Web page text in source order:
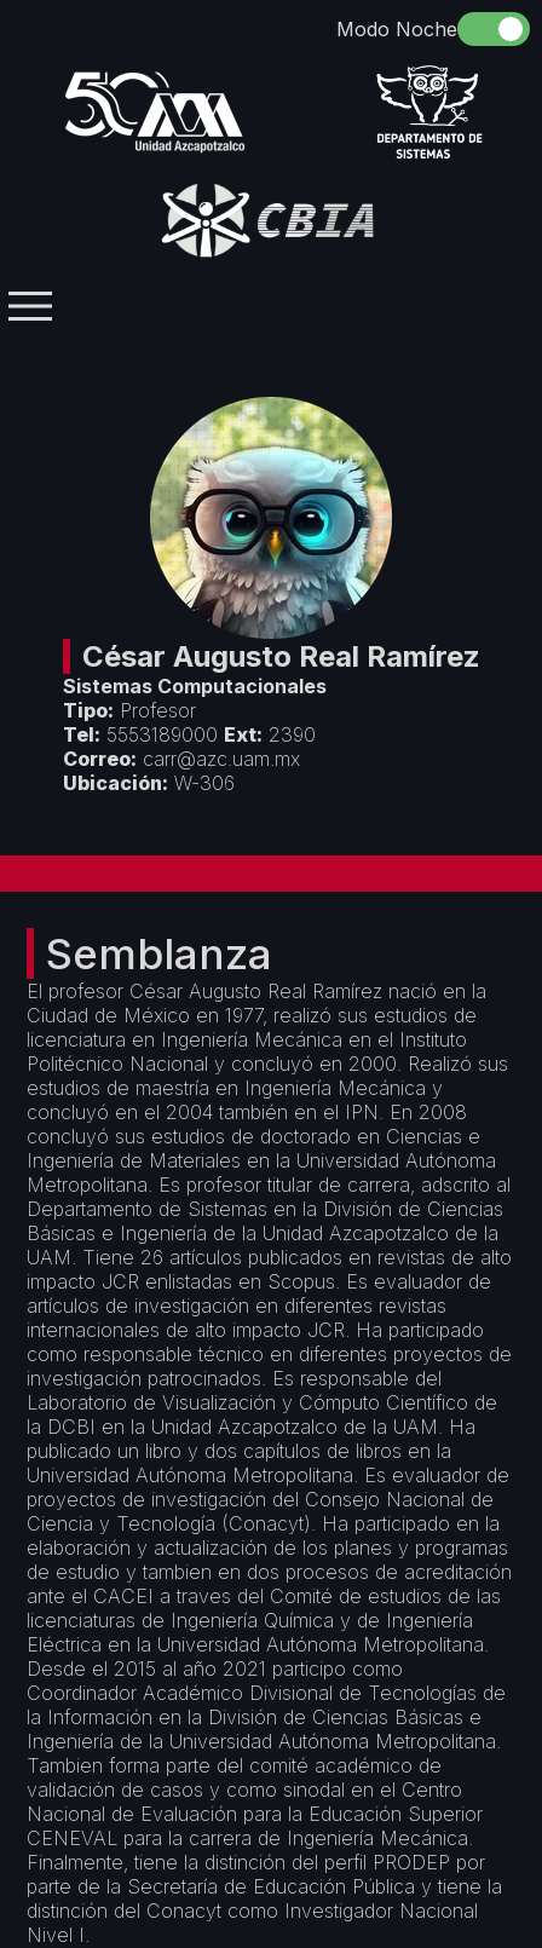
Identidad
Directorio
Contacto
Créditos
Objetivos y Estrategias
Licenciaturas / Posgrados
Grupos Temáticos
Espacios de Docencia
Investigación
Áreas Académicas
Espacios de Investigación
Seminarios y Congresos
Premios y Reconocimientos
Cursos de Actualización
Vinculación
Convenios con Empresas
Colaboración con Universidades
Proyectos Financiados
Servicios
Formatos Departamentales
César Augusto Real Ramírez
Sistemas Computacionales
Tipo: Profesor
Tel: 5553189000 Ext: 2390
Correo: carr@azc.uam.mx
Ubicación: W-306
Semblanza
El profesor César Augusto Real Ramírez nació en la
Ciudad de México en 1977, realizó sus estudios de
licenciatura en Ingeniería Mecánica en el Instituto
Politécnico Nacional y concluyó en 2000. Realizó sus
estudios de maestría en Ingeniería Mecánica y
concluyó en el 2004 también en el IPN. En 2008
concluyó sus estudios de doctorado en Ciencias e
Ingeniería de Materiales en la Universidad Autónoma
Metropolitana. Es profesor titular de carrera, adscrito al
Departamento de Sistemas en la División de Ciencias
Básicas e Ingeniería de la Unidad Azcapotzalco de la
UAM. Tiene 26 artículos publicados en revistas de alto
impacto JCR enlistadas en Scopus. Es evaluador de
artículos de investigación en diferentes revistas
internacionales de alto impacto JCR. Ha participado
como responsable técnico en diferentes proyectos de
investigación patrocinados. Es responsable del
Laboratorio de Visualización y Cómputo Científico de
la DCBI en la Unidad Azcapotzalco de la UAM. Ha
publicado un libro y dos capítulos de libros en la
Universidad Autónoma Metropolitana. Es evaluador de
proyectos de investigación del Consejo Nacional de
Ciencia y Tecnología (Conacyt). Ha participado en la
elaboración y actualización de los planes y programas
de estudio y tambien en dos procesos de acreditación
ante el CACEI a traves del Comité de estudios de las
licenciaturas de Ingeniería Química y de Ingeniería
Eléctrica en la Universidad Autónoma Metropolitana.
Desde el 2015 al año 2021 participo como
Coordinador Académico Divisional de Tecnologías de
la Información en la División de Ciencias Básicas e
Ingeniería de la Universidad Autónoma Metropolitana.
Tambien forma parte del comité académico de
validación de casos y como sinodal en el Centro
Nacional de Evaluación para la Educación Superior
CENEVAL para la carrera de Ingeniería Mecánica.
Finalmente, tiene la distinción del perfil PRODEP por
parte de la Secretaría de Educación Pública y tiene la
distinción del Conacyt como Investigador Nacional
Nivel I.